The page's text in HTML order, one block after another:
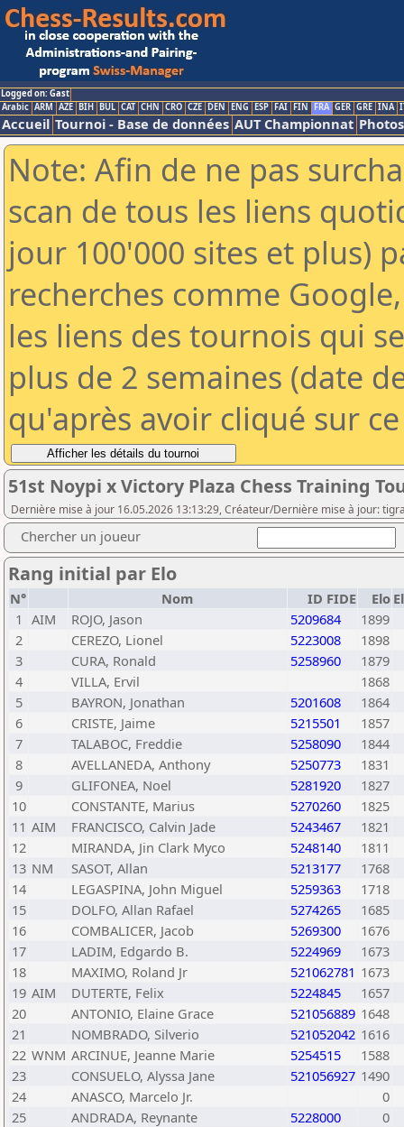
Logged on: Gast
Arabic ARM AZE BIH BUL CAT CHN CRO CZE DEN ENG ESP FAI FIN FRA GER GRE INA
Accueil Tournoi - Base de données AUT Championnat Photos
Note: Afin de ne pas
scan de tous les liens
jour 100'000 sites et plus)
recherches comme
les liens des tournois qui
plus de 2 semaines (date
qu'après avoir cliqué sur
51st Noypi x Victory Plaza Chess Training
Dernière mise à jour 16.05.2026 13:13:29, Créateur/Dernière mise à jour:
Chercher un joueur
Rang initial par Elo
N° Nom ID FIDE Elo
1 AIM ROJO, Jason 5209684
1899
2
CEREZO, Lionel 5223008
1898
3
CURA, Ronald 5258960
1879
4
VILLA, Ervil
1868
5
BAYRON, Jonathan 5201608
1864
6
CRISTE, Jaime 5215501
1857
7
TALABOC, Freddie 5258090
1844
8
AVELLANEDA, Anthony 5250773
1831
9
GLIFONEA, Noel 5281920
1827
10
CONSTANTE, Marius 5270260
1825
11 AIM FRANCISCO, Calvin Jade 5243467
1821
12
MIRANDA, Jin Clark Myco 5248140
1811
13 NM SASOT, Allan 5213177
1768
14
LEGASPINA, John Miguel 5259363
1718
15
DOLFO, Allan Rafael 5274265
1685
16
COMBALICER, Jacob 5269300
1676
17
LADIM, Edgardo B. 5224969
1673
18
MAXIMO, Roland Jr 521062781 1673
19 AIM DUTERTE, Felix 5224845
1657
20
ANTONIO, Elaine Grace 521056889 1648
21
NOMBRADO, Silverio 521052042 1616
22 WNM ARCINUE, Jeanne Marie 5254515
1588
23
CONSUELO, Alyssa Jane 521056927 1490
24
ANASCO, Marcelo Jr.
0
25
ANDRADA, Reynante 5228000
0